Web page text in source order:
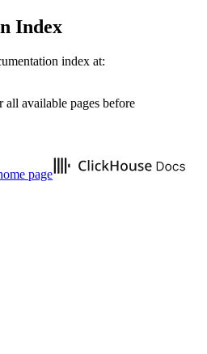
Index
index at:
available pages before
page